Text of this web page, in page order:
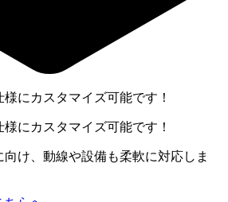
にカスタマイズ可能です！
にカスタマイズ可能です！
け、動線や設備も柔軟に対応しま